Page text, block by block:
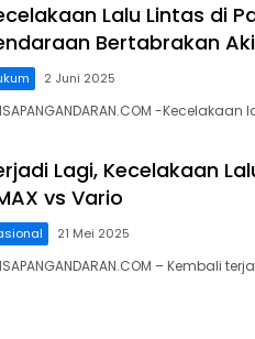
Lalu Lintas di
Bertabrakan
2 Juni 2025
-
Lagi, Kecelakaan
vs Vario
21 Mei 2025
– Kembali